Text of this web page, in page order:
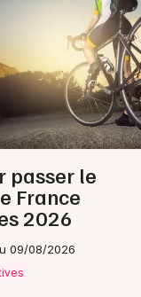
passer le
France
2026
09/08/2026